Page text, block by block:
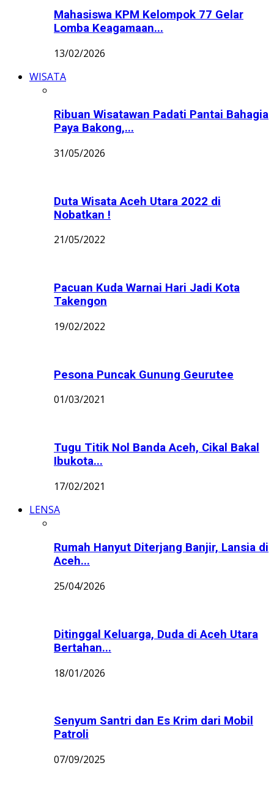
Mahasiswa KPM Kelompok 77 Gelar
Lomba Keagamaan...
13/02/2026
WISATA
Ribuan Wisatawan Padati Pantai Bahagia
Paya Bakong,...
31/05/2026
Duta Wisata Aceh Utara 2022 di
Nobatkan !
21/05/2022
Pacuan Kuda Warnai Hari Jadi Kota
Takengon
19/02/2022
Pesona Puncak Gunung Geurutee
01/03/2021
Tugu Titik Nol Banda Aceh, Cikal Bakal
Ibukota...
17/02/2021
LENSA
Rumah Hanyut Diterjang Banjir, Lansia di
Aceh...
25/04/2026
Ditinggal Keluarga, Duda di Aceh Utara
Bertahan...
18/01/2026
Senyum Santri dan Es Krim dari Mobil
Patroli
07/09/2025